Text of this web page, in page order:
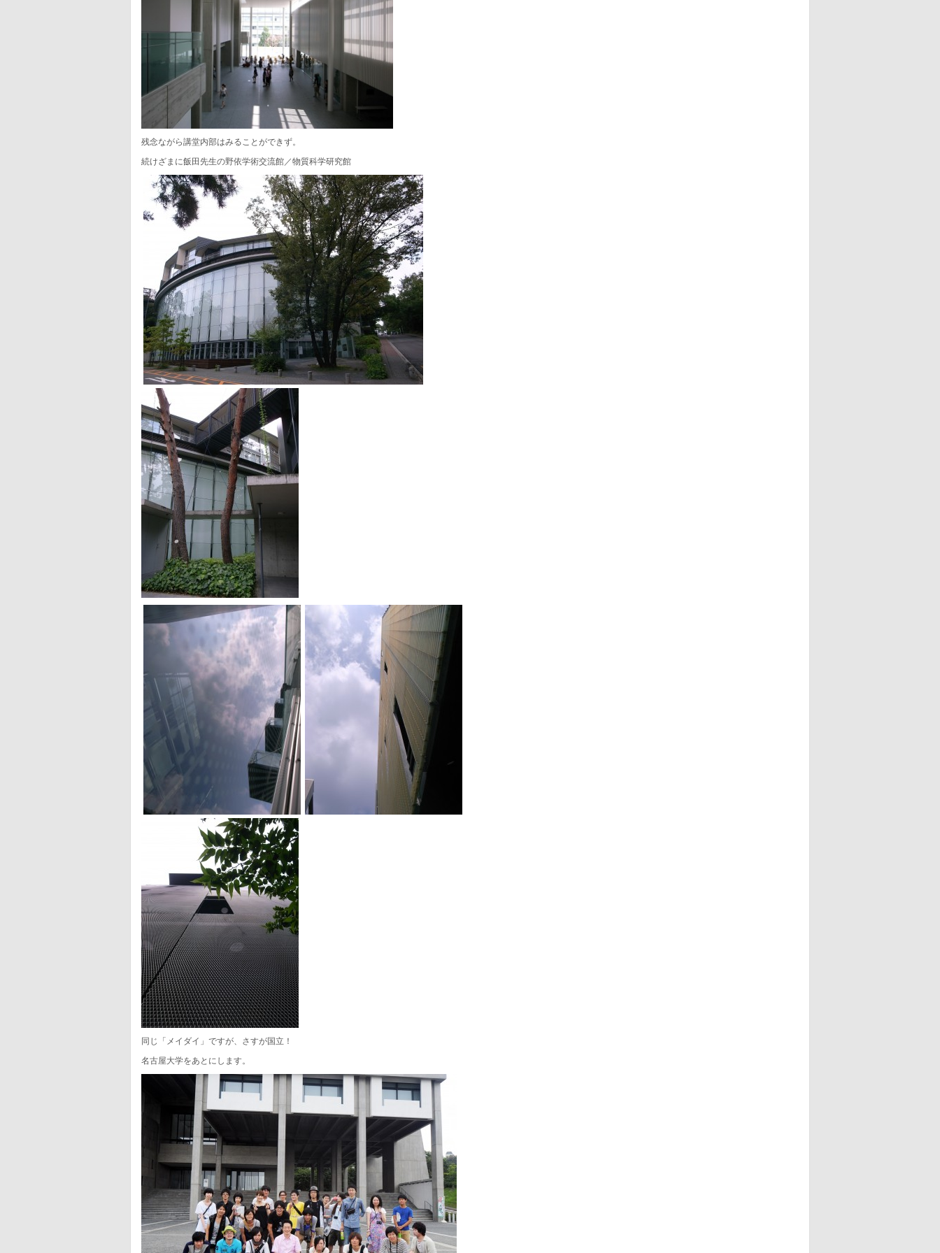
残念ながら講堂内部はみることができず。
続けざまに飯田先生の野依学術交流館／物質科学研究館
同じ「メイダイ」ですが、さすが国立！
名古屋大学をあとにします。